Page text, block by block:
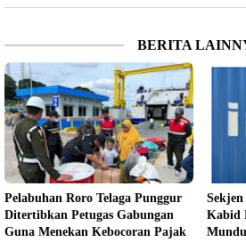
BERITA
Pelabuhan Roro Telaga Punggur
Ditertibkan Petugas Gabungan
Guna Menekan Kebocoran Pajak
Kabid